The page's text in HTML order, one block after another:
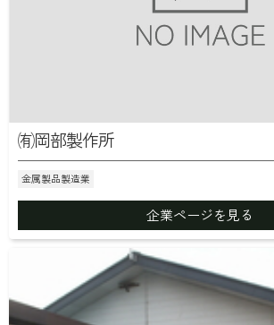
㈲岡部製作所
金属製品製造業
企業ページを見る